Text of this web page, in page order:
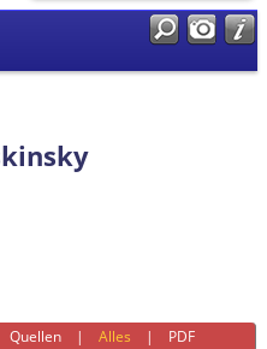
Quellen |Alles | PDF